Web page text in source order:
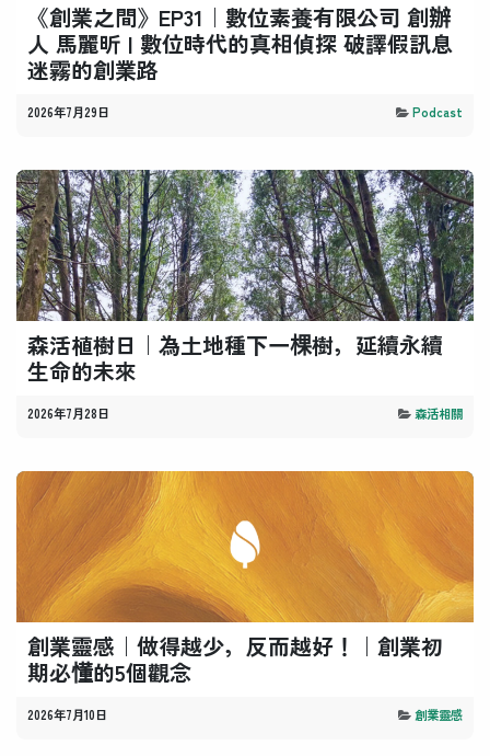
《創業之間》EP31｜數位素養有限公司 創辦
人 馬麗昕 | 數位時代的真相偵探 破譯假訊息
迷霧的創業路
2026年7月29日 Podcast
森活植樹日｜為土地種下一棵樹，延續永續
生命的未來
2026年7月28日 森活相關
創業靈感｜做得越少，反而越好！｜創業初
期必懂的5個觀念
2026年7月10日 創業靈感